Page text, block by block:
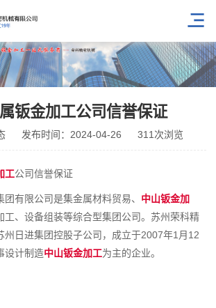
钣金加工公司信誉保证
发布时间：2024-04-26 311次浏览
工公司信誉保证
有限公司是集金属材料贸易、 中山钣金加
工、设备组装等综合型集团公司。苏州荣科精
州日进集团控股子公司，成立于2007年1月12
设计制造中山钣金加工为主的企业。